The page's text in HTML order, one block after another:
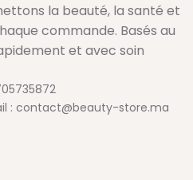
la beauté, la santé et
commande. Basés au
et avec soin
: contact@beauty-store.ma